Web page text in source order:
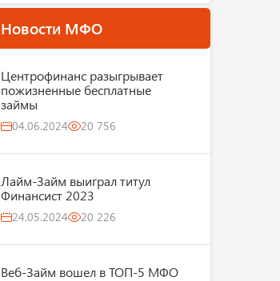
Новости МФО
Центрофинанс разыгрывает
пожизненные бесплатные
займы
04.06.2024 20 756
Лайм-Займ выиграл титул
Финансист 2023
24.05.2024 20 226
Веб-Займ вошел в ТОП-5 МФО